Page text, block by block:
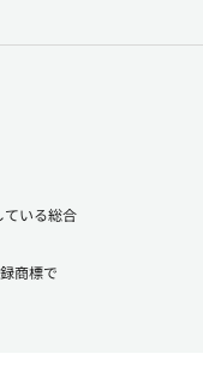
ている総合
商標で